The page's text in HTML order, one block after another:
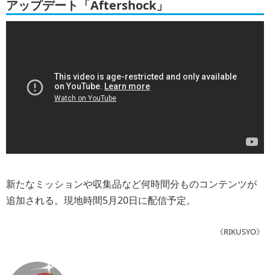
アップデート「Aftershock」
新たなミッションや収集品など何時間分ものコンテンツが
追加される。現地時間5月20日に配信予定。
《RIKUSYO》